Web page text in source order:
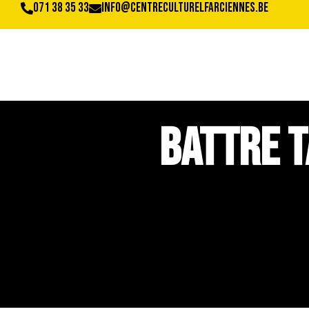
071 38 35 33 info@centreculturelfarciennes.be
Battre